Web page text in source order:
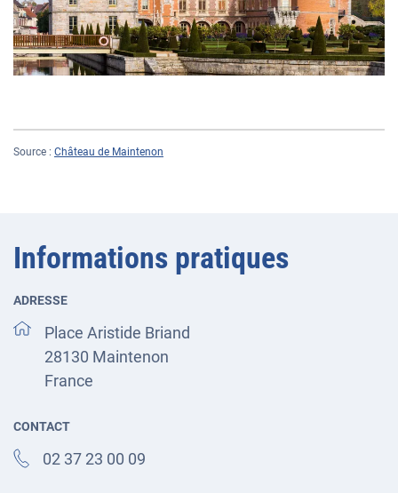
Source : Château de Maintenon
Informations pratiques
ADRESSE
Place Aristide Briand
28130 Maintenon
France
CONTACT
02 37 23 00 09